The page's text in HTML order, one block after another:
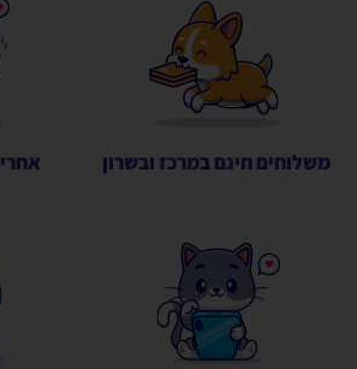
משלוחים חינם במרכז ובשרון